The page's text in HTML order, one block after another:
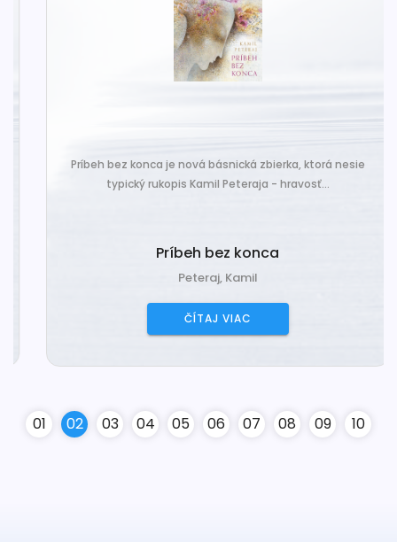
Príbeh bez konca je nová básnická zbierka, ktorá nesie
typický rukopis Kamil Peteraja - hravosť...
Príbeh bez konca
Peteraj, Kamil
ČÍTAJ VIAC
01 02 03 04 05 06 07 08 09 10